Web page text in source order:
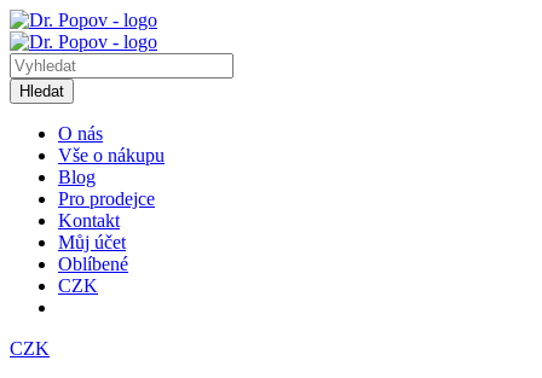
Hledat
O nás
Vše o nákupu
Blog
Pro prodejce
Kontakt
Můj účet
Oblíbené
CZK
CZK